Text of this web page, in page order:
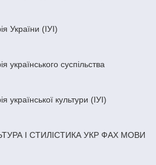
України (ІУІ)
українського суспільства
української культури (ІУІ)
І СТИЛІСТИКА УКР ФАХ МОВИ